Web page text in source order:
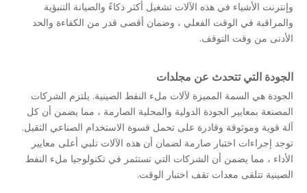
وإنترنت الأشياء في هذه الآلات تشغيل أكثر ذكاءً والصيانة التنبؤية
والمراقبة في الوقت الفعلي ، وضمان أقصى قدر من الكفاءة والحد
الأدنى من وقت التوقف.
الجودة التي تتحدث عن مجلدات
الجودة هي السمة المميزة لآلات ملء النفط الصينية. يلتزم الشركات
المصنعة بمعايير الجودة الدولية والمحلية الصارمة ، مما يضمن أن كل
آلة قوية وموثوقة وقادرة على تحمل قسوة الاستخدام الصناعي الثقيل.
توجد إجراءات اختبار صارمة لضمان أن هذه الآلات تلبي أعلى معايير
الأداء ، مما يضمن أن الشركات التي تستثمر في تكنولوجيا ملء النفط
الصينية تتلقى معدات تقف اختبار الوقت.